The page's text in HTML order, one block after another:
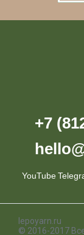
+7
YouTube
lepoyarn.ru
© 2016-2017